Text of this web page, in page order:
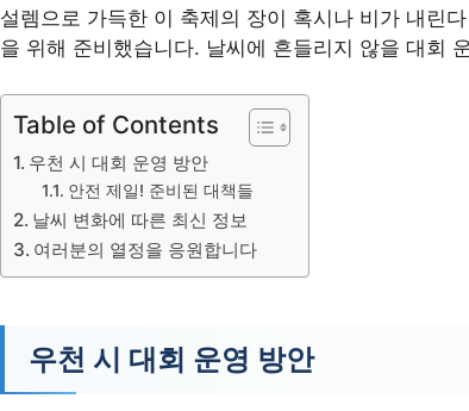
설렘으로 가득한 이 축제의 장이 혹시나 비가 내린
을 위해 준비했습니다. 날씨에 흔들리지 않을 대회
Table of Contents
우천 시 대회 운영 방안
안전 제일! 준비된 대책들
날씨 변화에 따른 최신 정보
여러분의 열정을 응원합니다
우천 시 대회 운영 방안